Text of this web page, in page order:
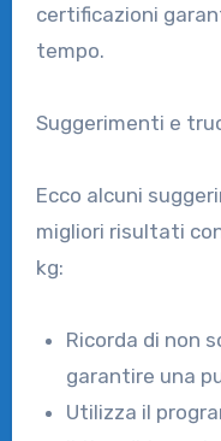
certificazioni
tempo.
Suggerimenti e
Ecco alcuni
migliori risultati
kg:
Ricorda di non
garantire una
Utilizza il